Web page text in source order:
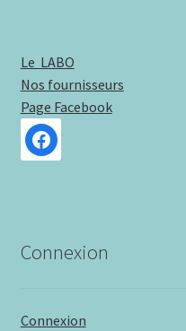
Le LABO
Nos fournisseurs
Page Facebook
Connexion
Connexion